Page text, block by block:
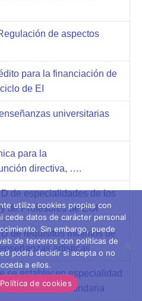
de aspectos
para la financiación de
de EI
universitarias
para la
directiva, ….
de especialidades de los
de Profesores de EOI
de requisitos mínimos de
artísticas.
se establecen especialidad
educación secundaria
utiliza cookies propias con
cede datos de carácter personal
Sin embargo, puede
de terceros con políticas de
podrá decidir si acepta o no
a ellos.
Política de cookies